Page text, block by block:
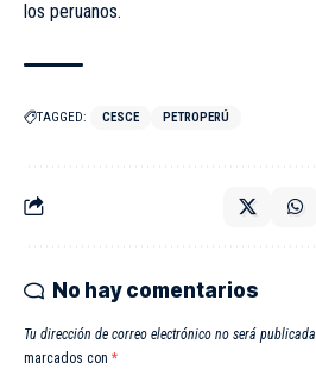
los peruanos.
TAGGED: CESCE PETROPERÚ
No hay comentarios
Tu dirección de correo electrónico no será publicada.
marcados con *